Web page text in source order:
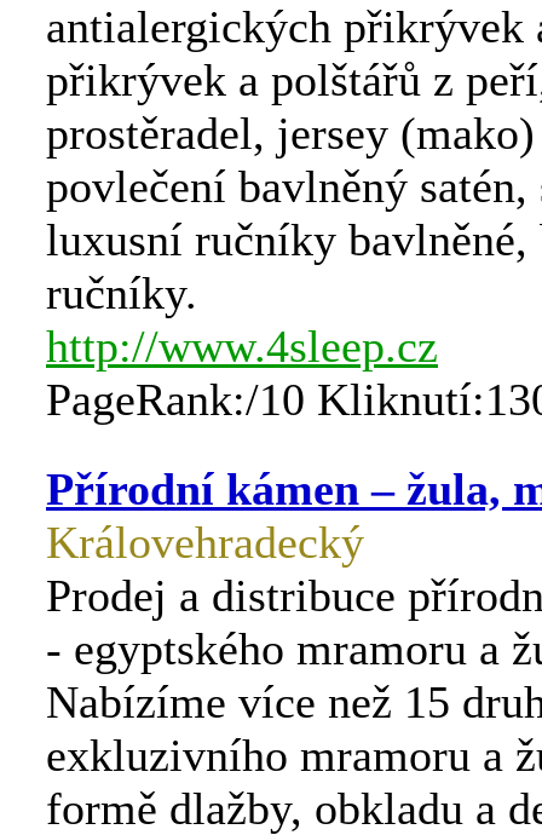
antialergických přikrývek
přikrývek a polštářů z
prostěradel, jersey
povlečení bavlněný satén,
luxusní ručníky bavlněné,
ručníky.
http://www.4sleep.cz
PageRank:/10
Přírodní kámen – žula,
Královehradecký
Prodej a distribuce
- egyptského mramoru a
Nabízíme více než 15
exkluzivního mramoru a
formě dlažby, obkladu a